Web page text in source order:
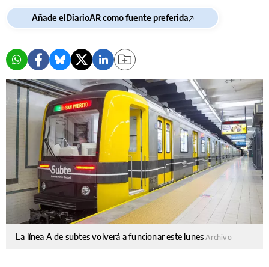
Añade elDiarioAR como fuente preferida
La línea A de subtes volverá a funcionar este lunesArchivo